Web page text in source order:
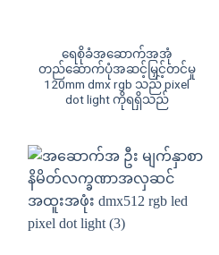
ရေစိုခံအဆောက်အအုံ
တည်ဆောက်ပုံအဆင့်မြှင့်တင်မှု
120mm dmx rgb သည် pixel
dot light ကိုရရှိသည်